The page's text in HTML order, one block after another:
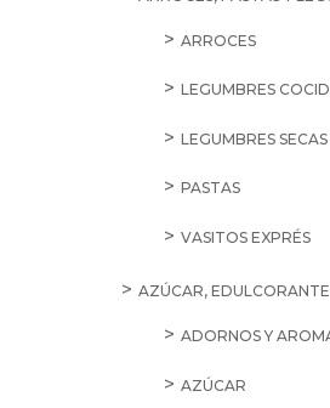
ARROCES
LEGUMBRES
LEGUMBRES SECAS
PASTAS
VASITOS EXPRÉS
AZÚCAR,
ADORNOS Y
AZÚCAR